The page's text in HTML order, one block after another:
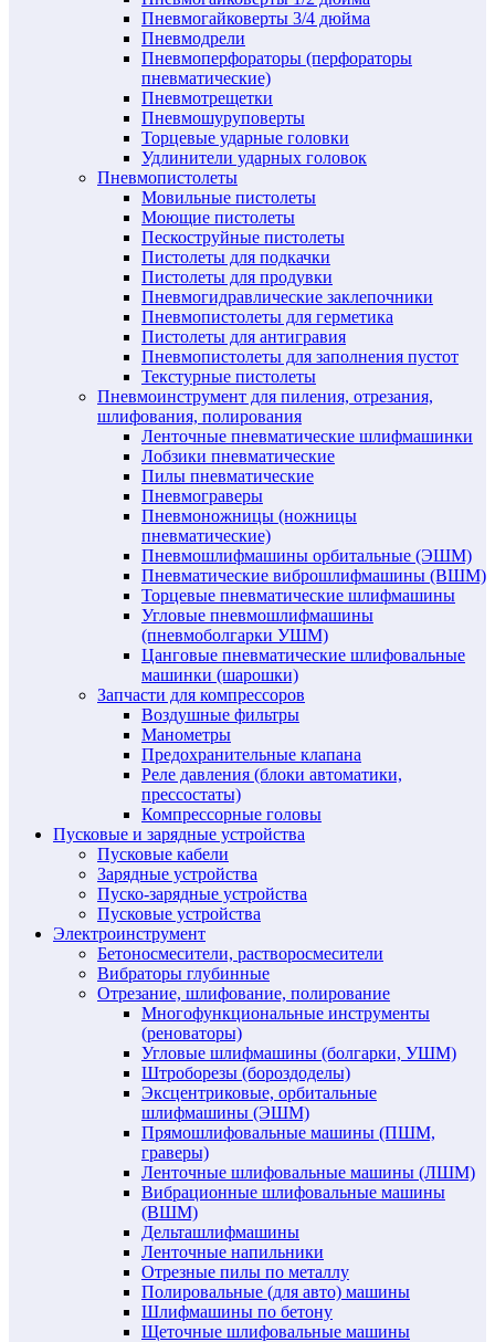
Пневмогайковерты 3/4 дюйма
Пневмодрели
Пневмоперфораторы (перфораторы
пневматические)
Пневмотрещетки
Пневмошуруповерты
Торцевые ударные головки
Удлинители ударных головок
Пневмопистолеты
Мовильные пистолеты
Моющие пистолеты
Пескоструйные пистолеты
Пистолеты для подкачки
Пистолеты для продувки
Пневмогидравлические заклепочники
Пневмопистолеты для герметика
Пистолеты для антигравия
Пневмопистолеты для заполнения пустот
Текстурные пистолеты
Пневмоинструмент для пиления, отрезания,
шлифования, полирования
Ленточные пневматические шлифмашинки
Лобзики пневматические
Пилы пневматические
Пневмограверы
Пневмоножницы (ножницы
пневматические)
Пневмошлифмашины орбитальные (ЭШМ)
Пневматические виброшлифмашины (ВШМ)
Торцевые пневматические шлифмашины
Угловые пневмошлифмашины
(пневмоболгарки УШМ)
Цанговые пневматические шлифовальные
машинки (шарошки)
Запчасти для компрессоров
Воздушные фильтры
Манометры
Предохранительные клапана
Реле давления (блоки автоматики,
прессостаты)
Компрессорные головы
Пусковые и зарядные устройства
Пусковые кабели
Зарядные устройства
Пуско-зарядные устройства
Пусковые устройства
Электроинструмент
Бетоносмесители, растворосмесители
Вибраторы глубинные
Отрезание, шлифование, полирование
Многофункциональные инструменты
(реноваторы)
Угловые шлифмашины (болгарки, УШМ)
Штроборезы (бороздоделы)
Эксцентриковые, орбитальные
шлифмашины (ЭШМ)
Прямошлифовальные машины (ПШМ,
граверы)
Ленточные шлифовальные машины (ЛШМ)
Вибрационные шлифовальные машины
(ВШМ)
Дельташлифмашины
Ленточные напильники
Отрезные пилы по металлу
Полировальные (для авто) машины
Шлифмашины по бетону
Щеточные шлифовальные машины